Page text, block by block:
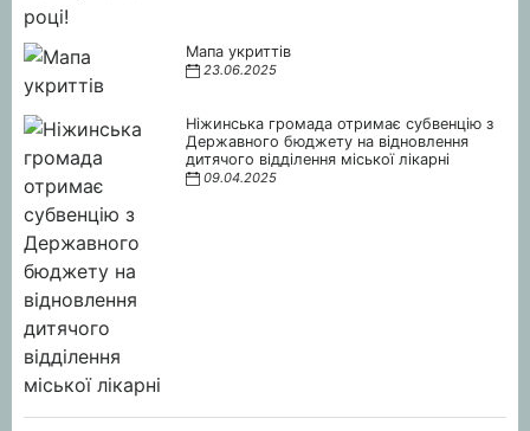
Мапа укриттів
23.06.2025
Ніжинська громада отримає субвенцію з
Державного бюджету на відновлення
дитячого відділення міської лікарні
09.04.2025